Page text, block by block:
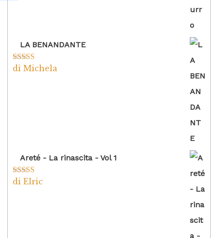
LA BENANDANTE
Valutato5su
di Michela
Areté - La rinascita - Vol 1
Valutato5
di Elric